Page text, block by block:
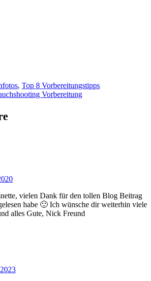
, Top 8 Vorbereitungstipps
Vorbereitung
vielen Dank für den tollen Blog Beitrag
habe 🙂 Ich wünsche dir weiterhin viele
alles Gute, Nick Freund